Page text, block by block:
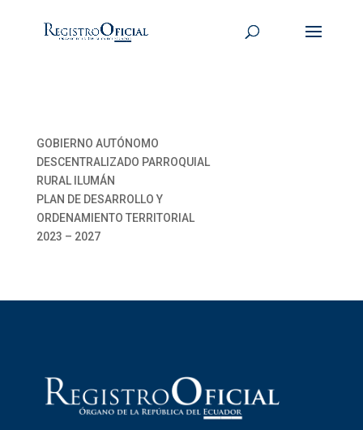
GOBIERNO AUTÓNOMO
DESCENTRALIZADO PARROQUIAL
RURAL ILUMÁN
PLAN DE DESARROLLO Y
ORDENAMIENTO TERRITORIAL
2023 – 2027